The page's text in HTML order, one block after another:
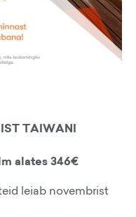
TAIWANI
alates 346€
leiab novembrist